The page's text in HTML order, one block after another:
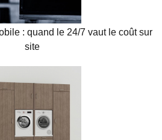
: quand le 24/7 vaut le coût sur
site